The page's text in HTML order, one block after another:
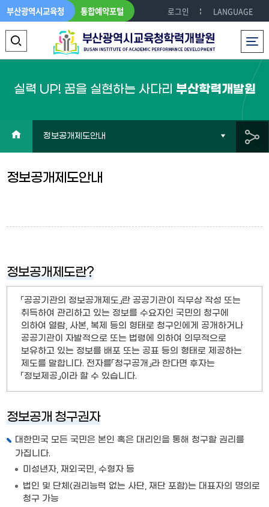
부산광역시교육청 통합예약포털 로그인 LANGUAGE
전체메뉴
색
영
기
실력 UP! 꿈을 실현하는 사다리 부산학력개발원
HOME정보공개제도안내
정보공개제도안내
공
정보공개제도란?
「공공기관의 정보공개제도」란 공공기관이 직무상 작성 또는
취득하여 관리하고 있는 정보를 수요자인 국민의 청구에
의하여 열람, 사본, 복제 등의 형태로 청구인에게 공개하거나
공공기관이 자발적으로 또는 법령에 의하여 의무적으로
보유하고 있는 정보를 배포 또는 공표 등의 형태로 제공하는
제도를 말합니다. 전자를「청구공개」라 한다면 후자는
「정보제공」이라 할 수 있습니다.
정보공개 청구권자
대한민국 모든 국민은 본인 혹은 대리인을 통해 청구할 권리를
가집니다.
미성년자, 재외국민, 수형자 등
법인 및 단체(권리능력 없는 사단, 재단 포함)는 대표자의 명의로
청구 가능